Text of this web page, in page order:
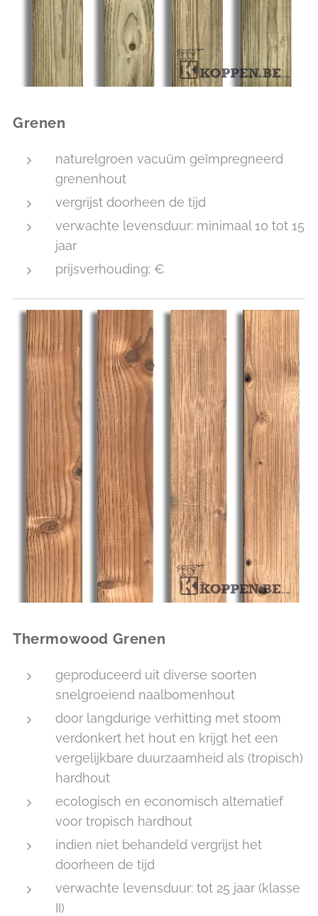
Grenen
naturelgroen vacuüm geïmpregneerd
grenenhout
vergrijst doorheen de tijd
verwachte levensduur: minimaal 10 tot 15
jaar
prijsverhouding: €
Thermowood Grenen
geproduceerd uit diverse soorten
snelgroeiend naalbomenhout
door langdurige verhitting met stoom
verdonkert het hout en krijgt het een
vergelijkbare duurzaamheid als (tropisch)
hardhout
ecologisch en economisch alternatief
voor tropisch hardhout
indien niet behandeld vergrijst het
doorheen de tijd
verwachte levensduur: tot 25 jaar (klasse
II)